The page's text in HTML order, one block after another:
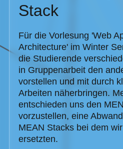
Stack
Für die Vorlesung 'Web
Architecture' im Winter
die Studierende
in Gruppenarbeit den
vorstellen und mit durch
Arbeiten näherbringen.
entschieden uns den
vorzustellen, eine
MEAN Stacks bei dem
ersetzten.